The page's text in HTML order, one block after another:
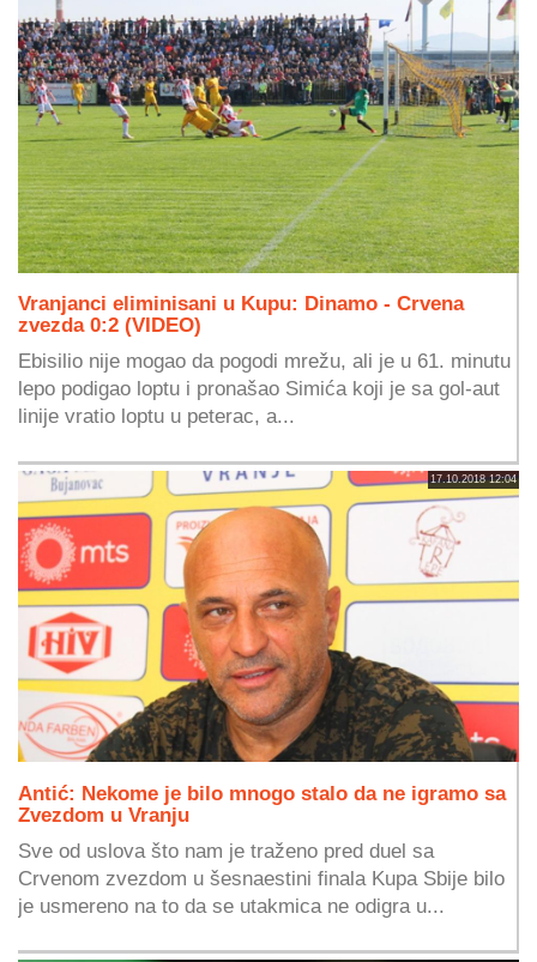
Vranjanci eliminisani u Kupu: Dinamo - Crvena
zvezda 0:2 (VIDEO)
Ebisilio nije mogao da pogodi mrežu, ali je u 61. minutu
lepo podigao loptu i pronašao Simića koji je sa gol-aut
linije vratio loptu u peterac, a...
17.10.2018 12:04
Antić: Nekome je bilo mnogo stalo da ne igramo sa
Zvezdom u Vranju
Sve od uslova što nam je traženo pred duel sa
Crvenom zvezdom u šesnaestini finala Kupa Sbije bilo
je usmereno na to da se utakmica ne odigra u...